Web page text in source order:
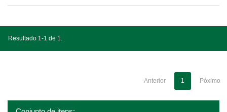
Resultado 1-1 de 1.
Anterior 1 Póximo